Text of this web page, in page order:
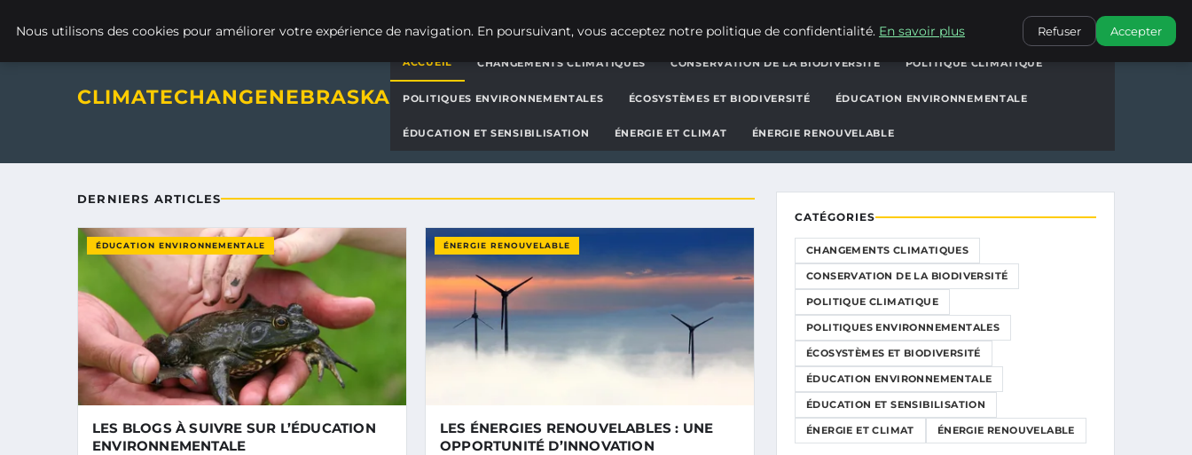
CONTACT
CLIMATECHANGENEBRASKA
ACCUEIL CHANGEMENTS CLIMATIQUES CONSERVATION DE LA BIODIVERSITÉ POLITIQUE CLIMATIQUE
POLITIQUES ENVIRONNEMENTALES ÉCOSYSTÈMES ET BIODIVERSITÉ ÉDUCATION ENVIRONNEMENTALE
ÉDUCATION ET SENSIBILISATION ÉNERGIE ET CLIMAT ÉNERGIE RENOUVELABLE
DERNIERS ARTICLES
ÉDUCATION ENVIRONNEMENTALE
LES BLOGS À SUIVRE SUR L’ÉDUCATION
ENVIRONNEMENTALE
ÉNERGIE RENOUVELABLE
LES ÉNERGIES RENOUVELABLES : UNE
OPPORTUNITÉ D’INNOVATION
CATÉGORIES
CHANGEMENTS CLIMATIQUES
CONSERVATION DE LA BIODIVERSITÉ
POLITIQUE CLIMATIQUE
POLITIQUES ENVIRONNEMENTALES
ÉCOSYSTÈMES ET BIODIVERSITÉ
ÉDUCATION ENVIRONNEMENTALE
ÉDUCATION ET SENSIBILISATION
ÉNERGIE ET CLIMAT ÉNERGIE RENOUVELABLE
Nous utilisons des cookies pour améliorer votre expérience de navigation. En poursuivant, vous acceptez notre politique de confidentialité. En savoir plus Refuser Accepter